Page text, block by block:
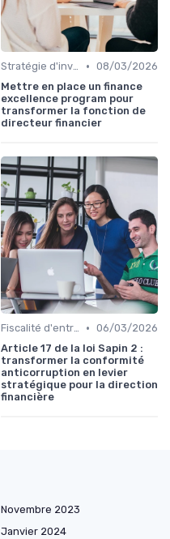
Stratégie d'investissement • 08/03/2026
Mettre en place un finance
excellence program pour
transformer la fonction de
directeur financier
Fiscalité d'entreprise • 06/03/2026
Article 17 de la loi Sapin 2 :
transformer la conformité
anticorruption en levier
stratégique pour la direction
financière
Novembre 2023
Janvier 2024